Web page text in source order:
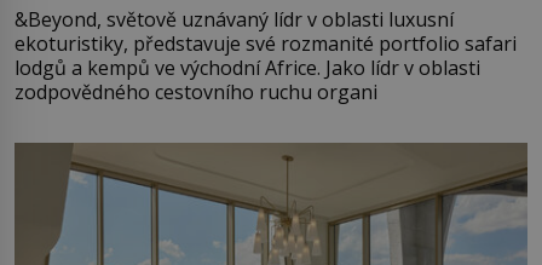
&Beyond, světově uznávaný lídr v oblasti luxusní
ekoturistiky, představuje své rozmanité portfolio safari
lodgů a kempů ve východní Africe. Jako lídr v oblasti
zodpovědného cestovního ruchu organi